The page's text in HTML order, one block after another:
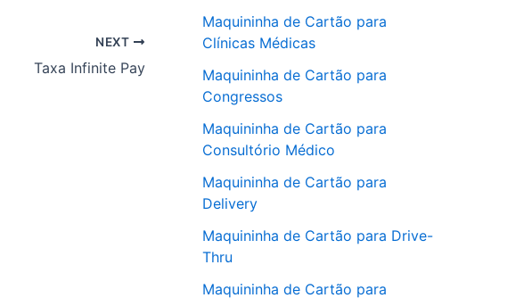
NEXT
Taxa Infinite Pay
Maquininha de Cartão para
Clínicas Médicas
Maquininha de Cartão para
Congressos
Maquininha de Cartão para
Consultório Médico
Maquininha de Cartão para
Delivery
Maquininha de Cartão para Drive-
Thru
Maquininha de Cartão para